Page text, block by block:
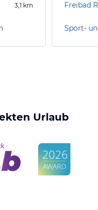
3,1 km Freibad
Sport-
Urlaub